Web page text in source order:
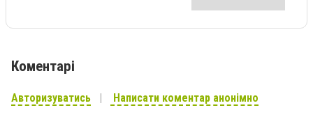
Коментарі
Авторизуватись Написати коментар анонімно